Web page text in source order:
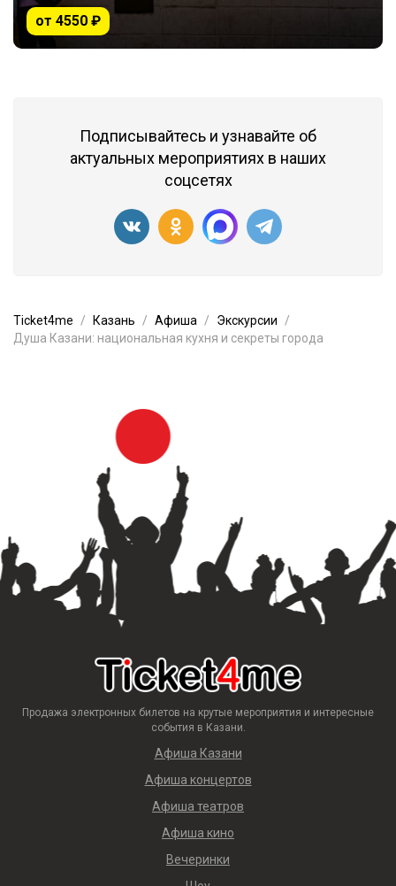
от 4550 ₽
Подписывайтесь и узнавайте об
актуальных мероприятиях в наших
соцсетях
Ticket4me Казань Афиша
Экскурсии
Душа Казани: национальная кухня и секреты города
Продажа электронных билетов на крутые мероприятия и интересные
события в Казани.
Афиша Казани
Афиша концертов
Афиша театров
Афиша кино
Вечеринки